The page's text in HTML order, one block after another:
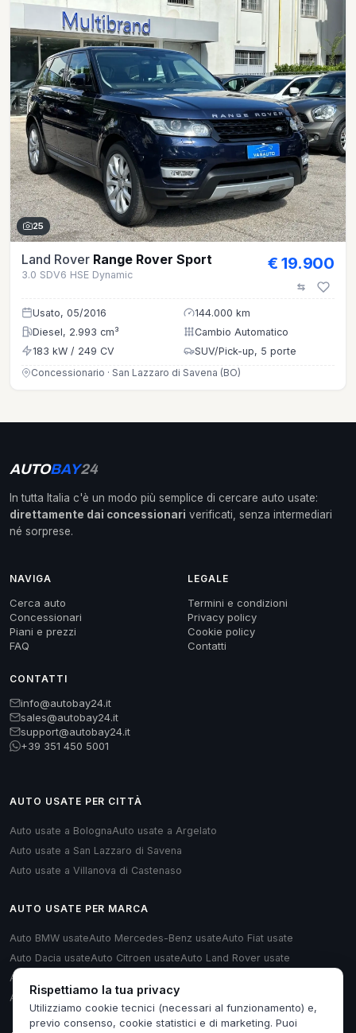
25
Land Rover Range Rover Sport
3.0 SDV6 HSE Dynamic
€ 19.900
Usato, 05/2016
144.000 km
Diesel, 2.993 cm³
Cambio Automatico
183 kW / 249 CV
SUV/Pick-up, 5 porte
Concessionario · San Lazzaro di Savena (BO)
AUTOBAY24
In tutta Italia c'è un modo più semplice di cercare auto usate:
direttamente dai concessionari verificati, senza intermediari
né sorprese.
NAVIGA
Cerca auto
Concessionari
Piani e prezzi
FAQ
LEGALE
Termini e condizioni
Privacy policy
Cookie policy
Contatti
CONTATTI
info@autobay24.it
sales@autobay24.it
support@autobay24.it
+39 351 450 5001
AUTO USATE PER CITTÀ
Auto usate a BolognaAuto usate a Argelato
Auto usate a San Lazzaro di Savena
Auto usate a Villanova di Castenaso
AUTO USATE PER MARCA
Auto BMW usateAuto Mercedes-Benz usateAuto Fiat usate
Auto Dacia usateAuto Citroen usateAuto Land Rover usate
Auto Renault usate
Auto Audi usate
Rispettiamo la tua privacy
Utilizziamo cookie tecnici (necessari al funzionamento) e,
previo consenso, cookie statistici e di marketing. Puoi